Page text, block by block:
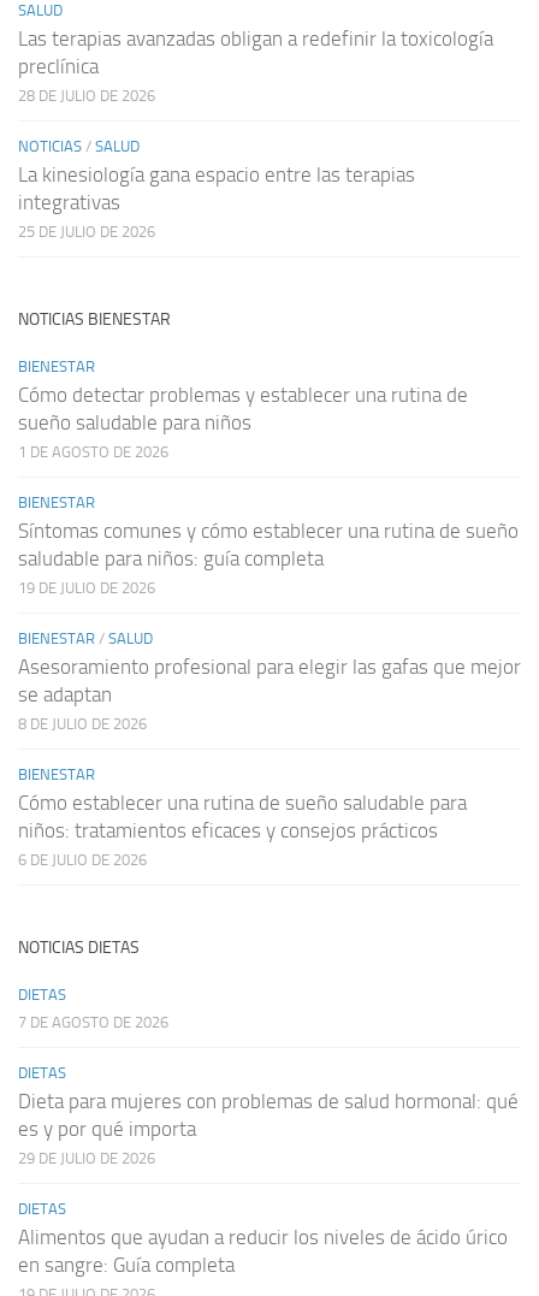
SALUD
Las terapias avanzadas obligan a redefinir la toxicología
preclínica
28 DE JULIO DE 2026
NOTICIAS / SALUD
La kinesiología gana espacio entre las terapias
integrativas
25 DE JULIO DE 2026
NOTICIAS BIENESTAR
BIENESTAR
Cómo detectar problemas y establecer una rutina de
sueño saludable para niños
1 DE AGOSTO DE 2026
BIENESTAR
Síntomas comunes y cómo establecer una rutina de sueño
saludable para niños: guía completa
19 DE JULIO DE 2026
BIENESTAR / SALUD
Asesoramiento profesional para elegir las gafas que mejor
se adaptan
8 DE JULIO DE 2026
BIENESTAR
Cómo establecer una rutina de sueño saludable para
niños: tratamientos eficaces y consejos prácticos
6 DE JULIO DE 2026
NOTICIAS DIETAS
DIETAS
7 DE AGOSTO DE 2026
DIETAS
Dieta para mujeres con problemas de salud hormonal: qué
es y por qué importa
29 DE JULIO DE 2026
DIETAS
Alimentos que ayudan a reducir los niveles de ácido úrico
en sangre: Guía completa